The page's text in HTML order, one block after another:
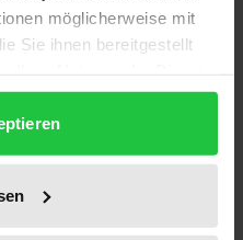
möglicherweise mit
Sie ihnen bereitgestellt
der europäischen
wobei die in